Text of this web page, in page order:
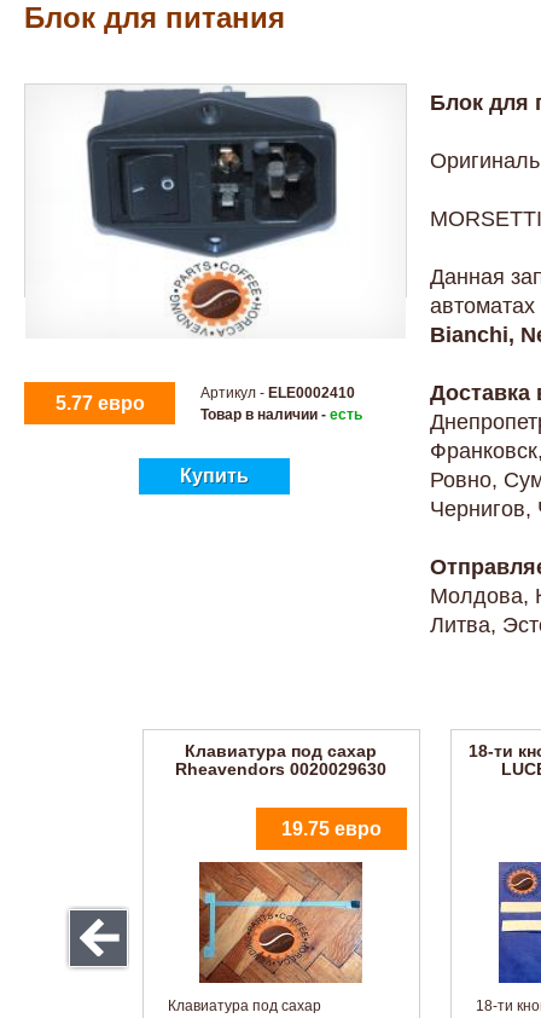
Блок для питания
5.77 евро Артикул - ELE0002410
Товар в наличии - есть
Купить
Блок для
Данная
Bianchi,
Ровно,
Молдова,
Литва,
Клавиатура под сахар
Rheavendors 0020029630
19.75 евро
Клавиатура под сахар
18-ти
18-ти